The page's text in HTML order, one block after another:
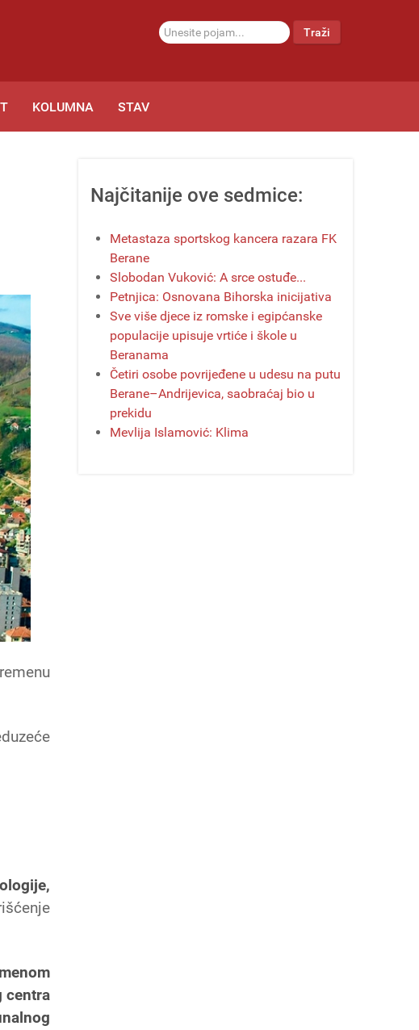
traži... Traži
KOLUMNA STAV
centra
Najčitanije ove sedmice:
Metastaza sportskog kancera razara FK
Berane
Slobodan Vuković: A srce ostuđe...
Petnjica: Osnovana Bihorska inicijativa
Sve više djece iz romske i egipćanske
populacije upisuje vrtiće i škole u
Beranama
Četiri osobe povrijeđene u udesu na putu
Berane–Andrijevica, saobraćaj bio u
prekidu
Mevlija Islamović: Klima